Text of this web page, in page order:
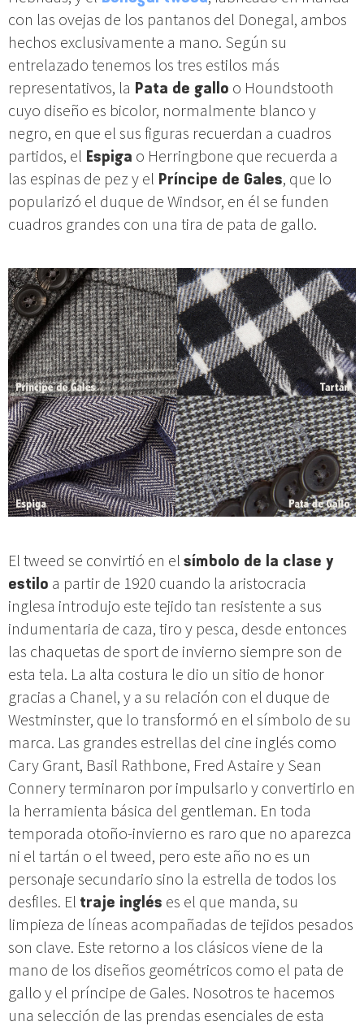
con las ovejas de los pantanos del Donegal, ambos
hechos exclusivamente a mano. Según su
entrelazado tenemos los tres estilos más
representativos, la Pata de gallo o Houndstooth
cuyo diseño es bicolor, normalmente blanco y
negro, en que el sus figuras recuerdan a cuadros
partidos, el Espiga o Herringbone que recuerda a
las espinas de pez y el Príncipe de Gales, que lo
popularizó el duque de Windsor, en él se funden
cuadros grandes con una tira de pata de gallo.
El tweed se convirtió en el símbolo de la clase y
estilo a partir de 1920 cuando la aristocracia
inglesa introdujo este tejido tan resistente a sus
indumentaria de caza, tiro y pesca, desde entonces
las chaquetas de sport de invierno siempre son de
esta tela. La alta costura le dio un sitio de honor
gracias a Chanel, y a su relación con el duque de
Westminster, que lo transformó en el símbolo de su
marca. Las grandes estrellas del cine inglés como
Cary Grant, Basil Rathbone, Fred Astaire y Sean
Connery terminaron por impulsarlo y convertirlo en
la herramienta básica del gentleman. En toda
temporada otoño-invierno es raro que no aparezca
ni el tartán o el tweed, pero este año no es un
personaje secundario sino la estrella de todos los
desfiles. El traje inglés es el que manda, su
limpieza de líneas acompañadas de tejidos pesados
son clave. Este retorno a los clásicos viene de la
mano de los diseños geométricos como el pata de
gallo y el príncipe de Gales. Nosotros te hacemos
una selección de las prendas esenciales de esta